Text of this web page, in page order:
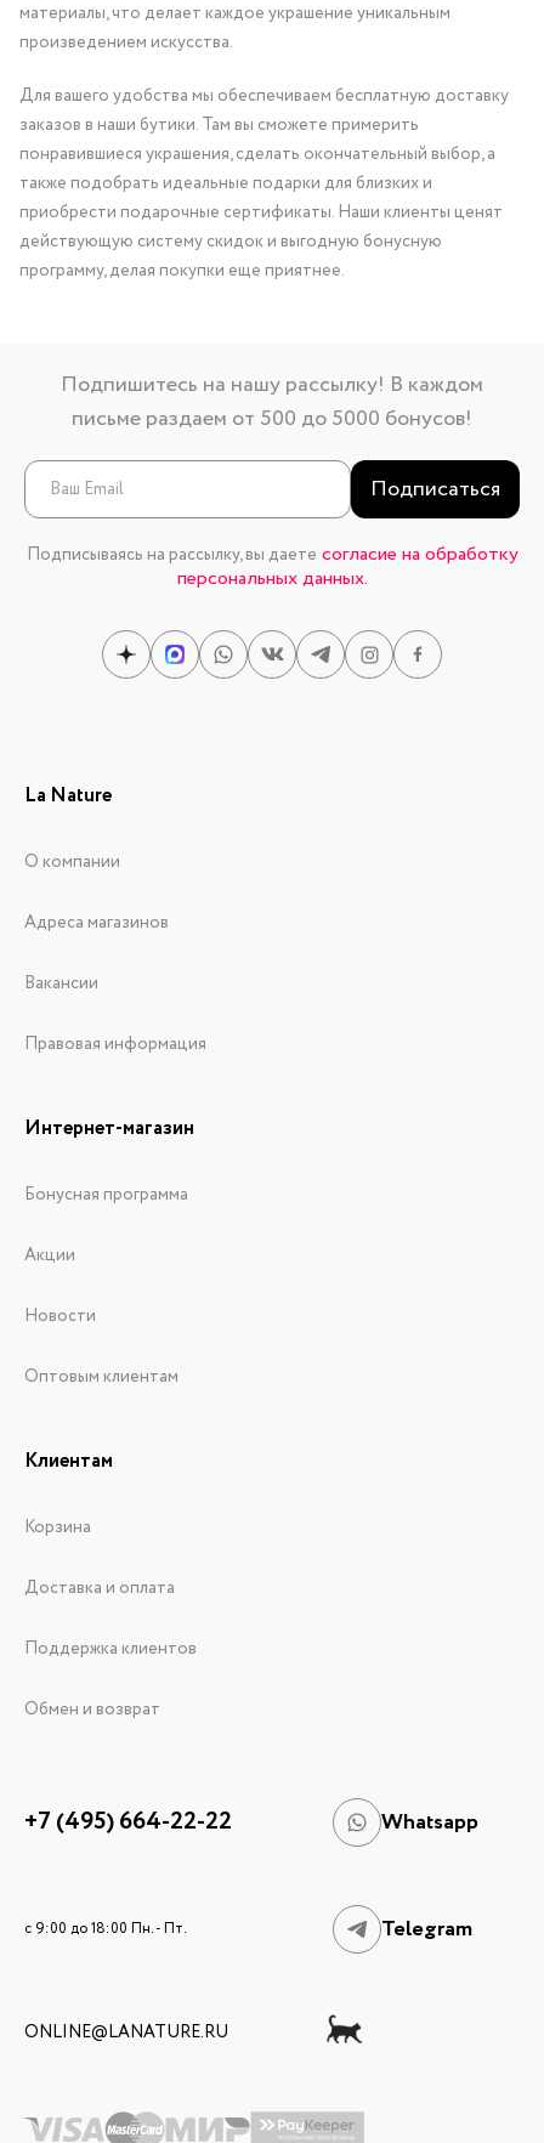
материалы, что делает каждое украшение уникальным
произведением искусства.
Для вашего удобства мы обеспечиваем бесплатную доставку
заказов в наши бутики. Там вы сможете примерить
понравившиеся украшения, сделать окончательный выбор, а
также подобрать идеальные подарки для близких и
приобрести подарочные сертификаты. Наши клиенты ценят
действующую систему скидок и выгодную бонусную
программу, делая покупки еще приятнее.
Подпишитесь на нашу рассылку! В каждом
письме раздаем от 500 до 5000 бонусов!
Подписаться
Подписываясь на рассылку, вы даете согласие на обработку
персональных данных.
La Nature
О компании
Адреса магазинов
Вакансии
Правовая информация
Интернет-магазин
Бонусная программа
Акции
Новости
Оптовым клиентам
Клиентам
Корзина
Доставка и оплата
Поддержка клиентов
Обмен и возврат
+7 (495) 664-22-22 Whatsapp
c 9:00 до 18:00 Пн. - Пт. Telegram
ONLINE@LANATURE.RU